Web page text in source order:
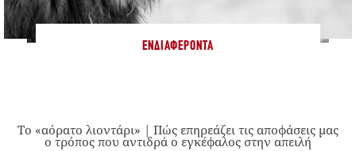
ΕΝΔΙΑΦΈΡΟΝΤΑ
Το «αόρατο λιοντάρι» | Πώς επηρεάζει τις αποφάσεις μας
ο τρόπος που αντιδρά ο εγκέφαλος στην απειλή